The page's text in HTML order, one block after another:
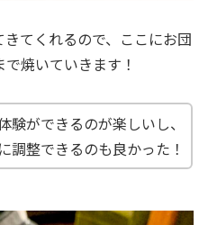
てくれるので、ここにお団
焼いていきます！
験ができるのが楽しいし、
調整できるのも良かった！